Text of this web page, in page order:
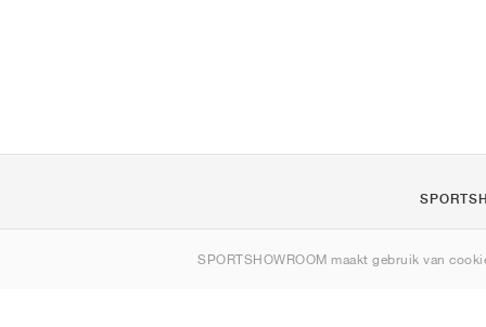
SPORTSHOWROOM maakt gebruik vanContact